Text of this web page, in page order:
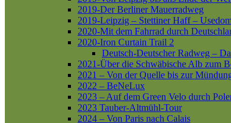
2019-Der Berliner Mauerradweg
2019-Leipzig – Stettiner Haff –
2020-Mit dem Fahrrad durch
2020-Iron Curtain Trail 2
Deutsch-Deutscher Radweg –
2021-Über die Schwäbische Alb zum
2021 – Von der Quelle bis zur
2022 – BeNeLux
2023 – Auf dem Green Velo durch
2023 Tauber-Altmühl-Tour
2024 – Von Paris nach Calais